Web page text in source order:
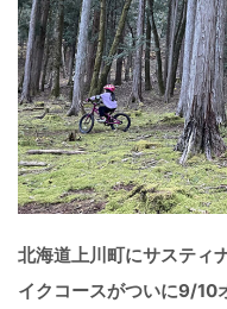
北海道上川町にサスティ
イクコースがついに9/10